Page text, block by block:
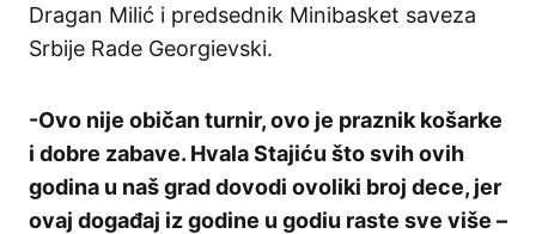
Dragan Milić i predsednik Minibasket saveza
Srbije Rade Georgievski.
-Ovo nije običan turnir, ovo je praznik košarke
i dobre zabave. Hvala Stajiću što svih ovih
godina u naš grad dovodi ovoliki broj dece, jer
ovaj događaj iz godine u godiu raste sve više –